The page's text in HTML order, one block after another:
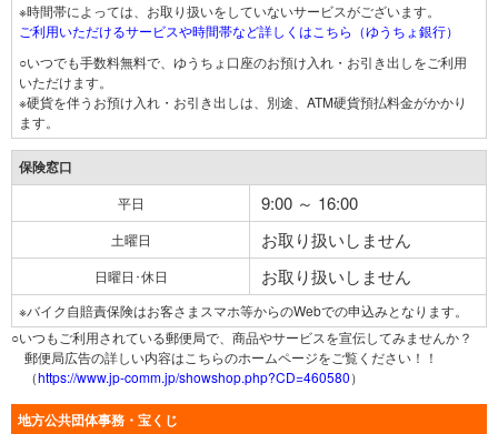
※時間帯によっては、お取り扱いをしていないサービスがございます。
ご利用いただけるサービスや時間帯など詳しくはこちら（ゆうちょ銀行）
○いつでも手数料無料で、ゆうちょ口座のお預け入れ・お引き出しをご利用
いただけます。
※硬貨を伴うお預け入れ・お引き出しは、別途、ATM硬貨預払料金がかかり
ます。
保険窓口
平日 9:00 ～ 16:00
土曜日 お取り扱いしません
日曜日･休日 お取り扱いしません
※バイク自賠責保険はお客さまスマホ等からのWebでの申込みとなります。
○いつもご利用されている郵便局で、商品やサービスを宣伝してみませんか？
郵便局広告の詳しい内容はこちらのホームページをご覧ください！！
（https://www.jp-comm.jp/showshop.php?CD=460580）
地方公共団体事務・宝くじ